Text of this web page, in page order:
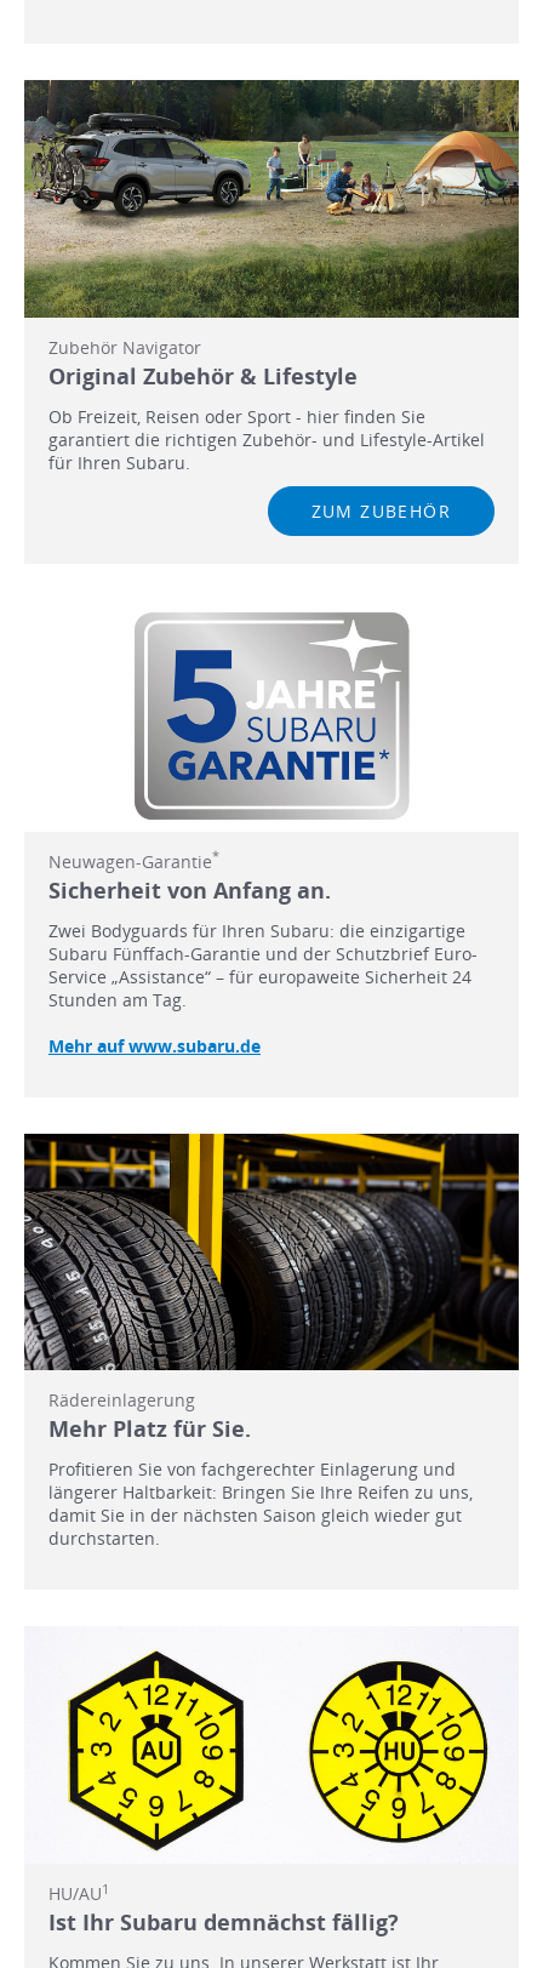
Zubehör Navigator
Original Zubehör & Lifestyle
Ob Freizeit, Reisen oder Sport - hier finden Sie
garantiert die richtigen Zubehör- und Lifestyle-Artikel
für Ihren Subaru.
ZUM ZUBEHÖR
Neuwagen-Garantie*
Sicherheit von Anfang an.
Zwei Bodyguards für Ihren Subaru: die einzigartige
Subaru Fünffach-Garantie und der Schutzbrief Euro-
Service „Assistance“ – für europaweite Sicherheit 24
Stunden am Tag.
Mehr auf www.subaru.de
Rädereinlagerung
Mehr Platz für Sie.
Profitieren Sie von fachgerechter Einlagerung und
längerer Haltbarkeit: Bringen Sie Ihre Reifen zu uns,
damit Sie in der nächsten Saison gleich wieder gut
durchstarten.
HU/AU1
Ist Ihr Subaru demnächst fällig?
Kommen Sie zu uns. In unserer Werkstatt ist Ihr